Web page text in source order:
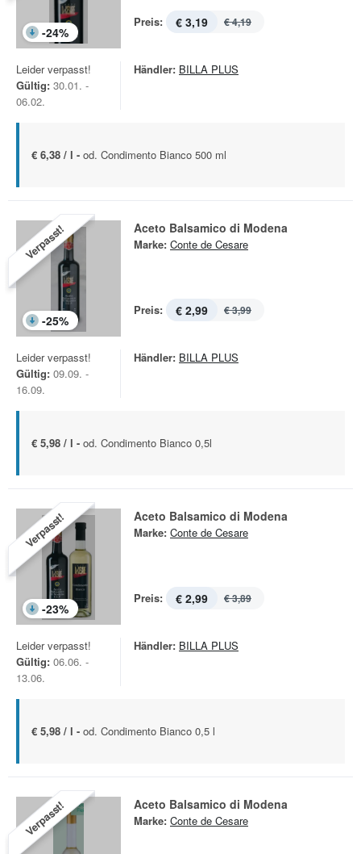
-24%
Preis: € 3,19 € 4,19
Leider verpasst!
Gültig: 30.01. -
06.02.
Händler: BILLA PLUS
€ 6,38 / l - od. Condimento Bianco 500 ml
Verpasst!
-25%
Aceto Balsamico di Modena
Marke: Conte de Cesare
Preis: € 2,99 € 3,99
Leider verpasst!
Gültig: 09.09. -
16.09.
Händler: BILLA PLUS
€ 5,98 / l - od. Condimento Bianco 0,5l
Verpasst!
-23%
Aceto Balsamico di Modena
Marke: Conte de Cesare
Preis: € 2,99 € 3,89
Leider verpasst!
Gültig: 06.06. -
13.06.
Händler: BILLA PLUS
€ 5,98 / l - od. Condimento Bianco 0,5 l
Verpasst! Aceto Balsamico di Modena
Marke: Conte de Cesare